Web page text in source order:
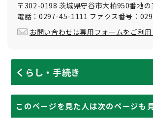
〒302-0198 茨城県守谷市大柏950番地の
電話：0297-45-1111 ファクス番号：
お問い合わせは専用フォームをご利用
くらし・手続き
このページを見た人は次のページも